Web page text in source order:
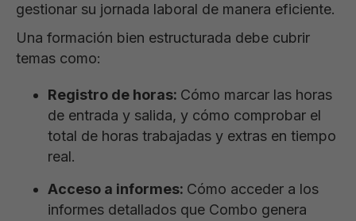
gestionar su jornada laboral de manera eficiente.
Una formación bien estructurada debe cubrir
temas como:
Registro de horas: Cómo marcar las horas
de entrada y salida, y cómo comprobar el
total de horas trabajadas y extras en tiempo
real.
Acceso a informes: Cómo acceder a los
informes detallados que Combo genera